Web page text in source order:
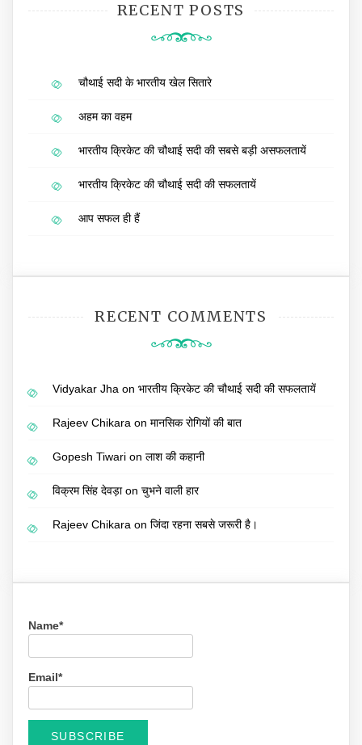
RECENT POSTS
चौथाई सदी के भारतीय खेल सितारे
अहम का वहम
भारतीय क्रिकेट की चौथाई सदी की सबसे बड़ी असफलतायें
भारतीय क्रिकेट की चौथाई सदी की सफलतायें
आप सफल ही हैं
RECENT COMMENTS
Vidyakar Jha on भारतीय क्रिकेट की चौथाई सदी की सफलतायें
Rajeev Chikara on मानसिक रोगियों की बात
Gopesh Tiwari on लाश की कहानी
विक्रम सिंह देवड़ाon चुभने वाली हार
Rajeev Chikara on जिंदा रहना सबसे जरूरी है।
Name*
Email*